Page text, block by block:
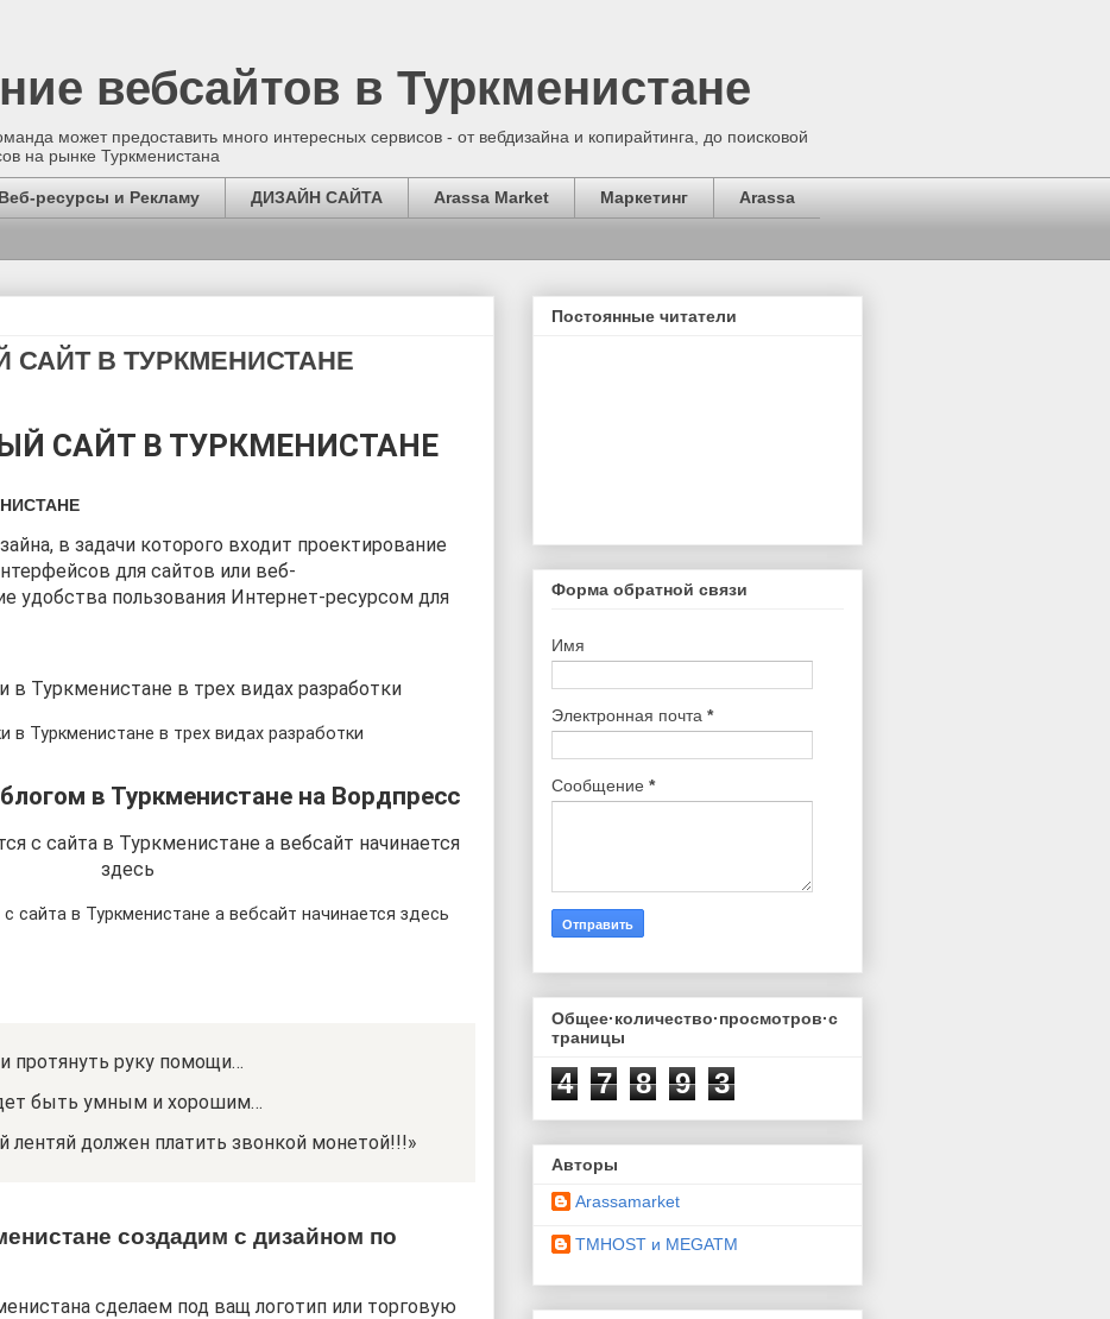
вебсайтов в Туркменистане
может предоставить много интересных сервисов - от вебдизайна и копирайтинга, до поисковой
на рынке Туркменистана
ресурсы и Рекламу ДИЗАЙН САЙТА Arassa Market Маркетинг Arassa
В ТУРКМЕНИСТАНЕ
САЙТ В ТУРКМЕНИСТАНЕ
в задачи которого входит проектирование
для сайтов или веб-
удобства пользования Интернет-ресурсом для
в Туркменистане в трех видах разработки
в Туркменистане на Вордпресс
сайта в Туркменистане а вебсайт начинается здесь
руку помощи…
быть умным и хорошим…
должен платить звонкой монетой!!!»
создадим с дизайном по
Постоянные читатели
Форма обратной связи
Имя
Электронная почта *
Сообщение *
Общее·количество·просмотров·с
траницы
4 7 8 9 3
Авторы
Arassamarket
TMHOST и MEGATM